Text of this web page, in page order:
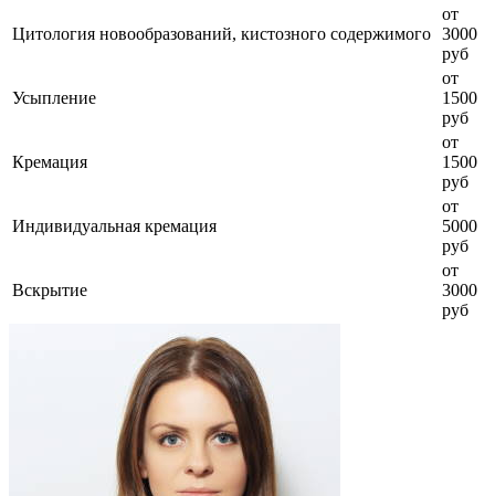
Цитология новообразований, кистозного содержимого
от
3000
руб
Усыпление
от
1500
руб
Кремация
от
1500
руб
Индивидуальная кремация
от
5000
руб
Вскрытие
от
3000
руб